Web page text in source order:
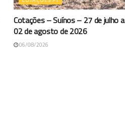
Cotações – Suínos – 27 de julho a
02 de agosto de 2026
06/08/2026